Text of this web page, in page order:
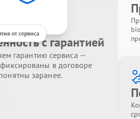
от сервиса
с гарантией
гарантию сервиса —
в договоре
заранее.